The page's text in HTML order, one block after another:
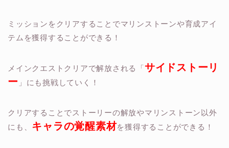
ミッションをクリアすることでマリンストーンや育成アイ
テムを獲得することができる！
メインクエストクリアで解放される「サイドストーリ
ー 」にも挑戦していく！
クリアすることでストーリーの解放やマリンストーン以外
にも、
キャラの覚醒素材を獲得することができる！